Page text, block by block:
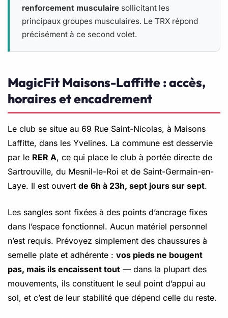
renforcement musculaire sollicitant les
principaux groupes musculaires. Le TRX répond
précisément à ce second volet.
MagicFit Maisons-Laffitte : accès,
horaires et encadrement
Le club se situe au 69 Rue Saint-Nicolas, à Maisons
Laffitte, dans les Yvelines. La commune est desservie
par le RER A, ce qui place le club à portée directe de
Sartrouville, du Mesnil-le-Roi et de Saint-Germain-en-
Laye. Il est ouvert de 6h à 23h, sept jours sur sept.
Les sangles sont fixées à des points d’ancrage fixes
dans l’espace fonctionnel. Aucun matériel personnel
n’est requis. Prévoyez simplement des chaussures à
semelle plate et adhérente : vos pieds ne bougent
pas, mais ils encaissent tout — dans la plupart des
mouvements, ils constituent le seul point d’appui au
sol, et c’est de leur stabilité que dépend celle du reste.